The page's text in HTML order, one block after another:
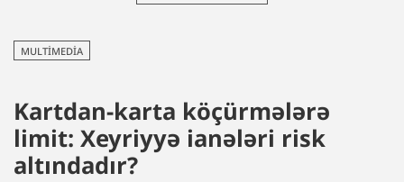
MULTIMEDIA
Kartdan-karta köçürmələrə
limit: Xeyriyyə ianələri risk
altındadır?